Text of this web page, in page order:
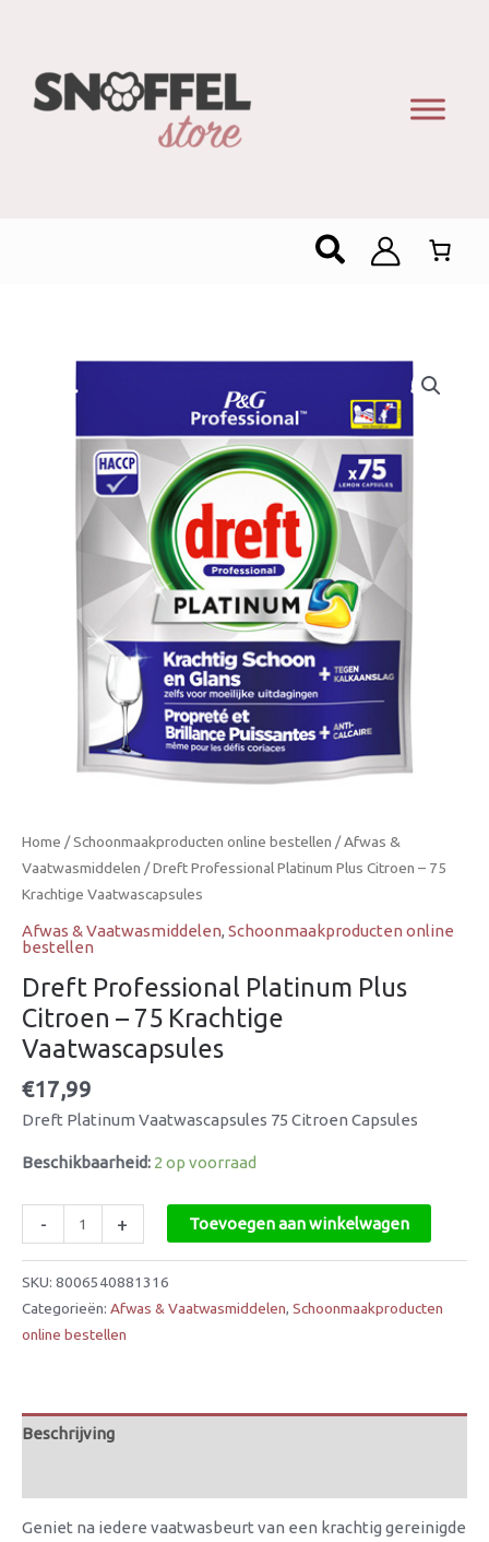
Zoeken
Home /Schoonmaakproducten online bestellen /Afwas &
Vaatwasmiddelen / Dreft Professional Platinum Plus Citroen – 75
Krachtige Vaatwascapsules
Afwas & Vaatwasmiddelen, Schoonmaakproducten online
bestellen
Dreft Professional Platinum Plus
Citroen – 75 Krachtige
Vaatwascapsules
€17,99
Dreft Platinum Vaatwascapsules 75 Citroen Capsules
Beschikbaarheid: 2 op voorraad
-
Professional
Krachtige
Vaatwascapsules
+ Toevoegen aan winkelwagen
SKU: 8006540881316
Categorieën: Afwas & Vaatwasmiddelen, Schoonmaakproducten
online bestellen
Beschrijving
Geniet na iedere vaatwasbeurt van een krachtig gereinigde